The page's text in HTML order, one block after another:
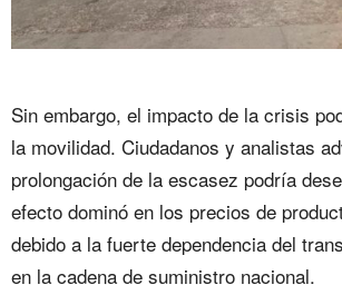
Sin embargo, el impacto de la crisis
la movilidad. Ciudadanos y analistas
prolongación de la escasez podría
efecto dominó en los precios de
debido a la fuerte dependencia del
en la cadena de suministro nacional.